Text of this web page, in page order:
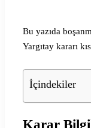
Bu yazıda
Yargıtay kararı
İçindekiler
Karar